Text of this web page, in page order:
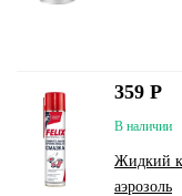
В наличии
Жидкий
аэрозоль
359 Р